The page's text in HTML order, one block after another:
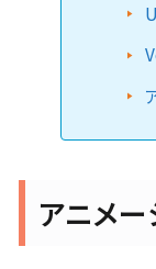
アニメー